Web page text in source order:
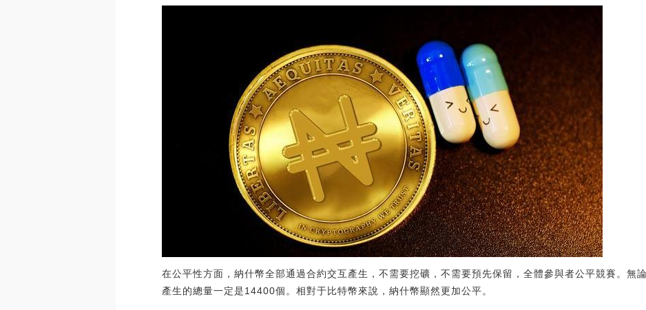
在公平性方面，納什幣全部通過合約交互產生，不需要挖礦，不需要預先保留，全體參與者公平競賽。無
產生的總量一定是14400個。相對于比特幣來說，納什幣顯然更加公平。